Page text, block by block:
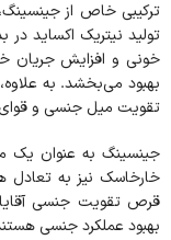
ترکیبی خاص از
تولید نیتریک اکساید
خونی و افزایش جریان
بهبود می‌بخشد. به
تقویت میل جنسی و
جینسینگ به عنوان یک
خارخاسک نیز به
قرص تقویت جنسی
بهبود عملکرد جنسی